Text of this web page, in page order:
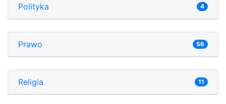
Polityka 4
Prawo 56
Religia 11